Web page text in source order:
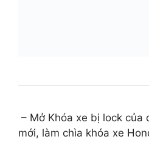
– Mở Khóa xe bị lock của
mới, làm chìa khóa xe